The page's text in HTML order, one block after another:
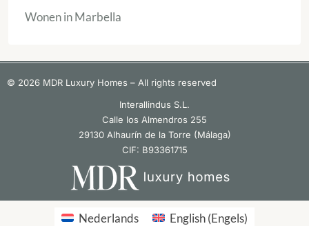
Wonen in Marbella
© 2026 MDR Luxury Homes – All rights reserved
Interallindus S.L.
Calle los Almendros 255
29130 Alhaurín de la Torre (Málaga)
CIF: B93361715
Nederlands English(Engels)